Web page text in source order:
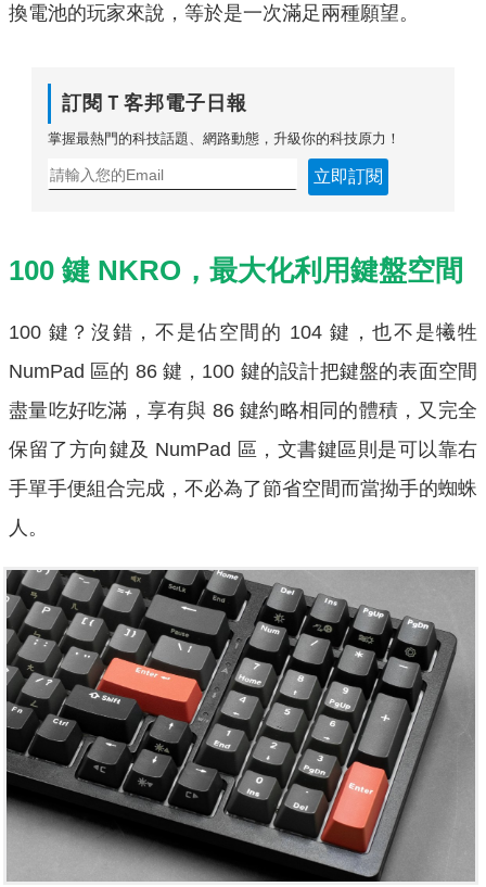
換電池的玩家來說，等於是一次滿足兩種願望。
訂閱Ｔ客邦電子日報
掌握最熱門的科技話題、網路動態，升級你的科技原力！
立即訂閱
100 鍵 NKRO，最大化利用鍵盤空間
100 鍵？沒錯，不是佔空間的 104 鍵，也不是犧牲
NumPad 區的 86 鍵，100 鍵的設計把鍵盤的表面空間
盡量吃好吃滿，享有與 86 鍵約略相同的體積，又完全
保留了方向鍵及 NumPad 區，文書鍵區則是可以靠右
手單手便組合完成，不必為了節省空間而當拗手的蜘蛛
人。